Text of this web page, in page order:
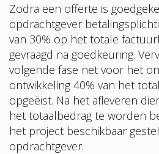
Zodra een offerte is
opdrachtgever
van 30% op het totale
gevraagd na goedkeuring.
volgende fase net voor het
ontwikkeling 40% van het
opgeëist. Na het afleveren
het totaalbedrag te worden
het project beschikbaar
opdrachtgever.